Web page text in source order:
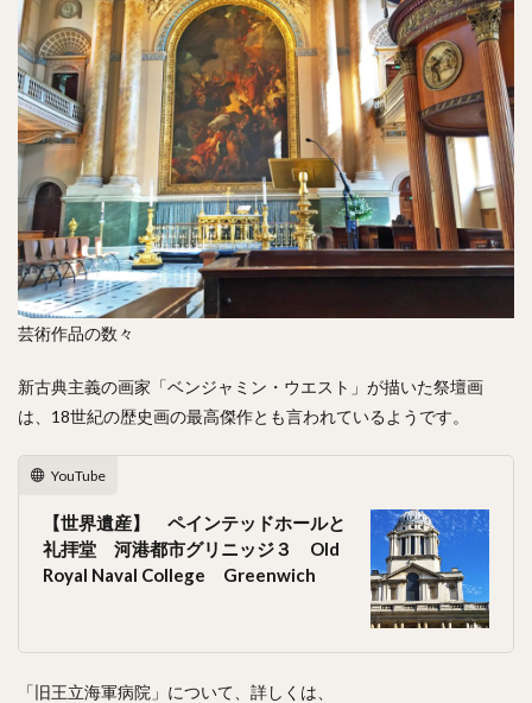
芸術作品の数々
新古典主義の画家「ベンジャミン・ウエスト」が描いた祭壇画
は、18世紀の歴史画の最高傑作とも言われているようです。
YouTube
【世界遺産】 ペインテッドホールと
礼拝堂 河港都市グリニッジ３ Old
Royal Naval College Greenwich
「旧王立海軍病院」について、詳しくは、